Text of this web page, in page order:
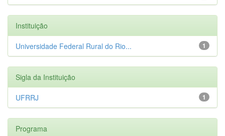
Instituição
1
Universidade Federal Rural do Rio...
Sigla da Instituição
1
UFRRJ
Programa